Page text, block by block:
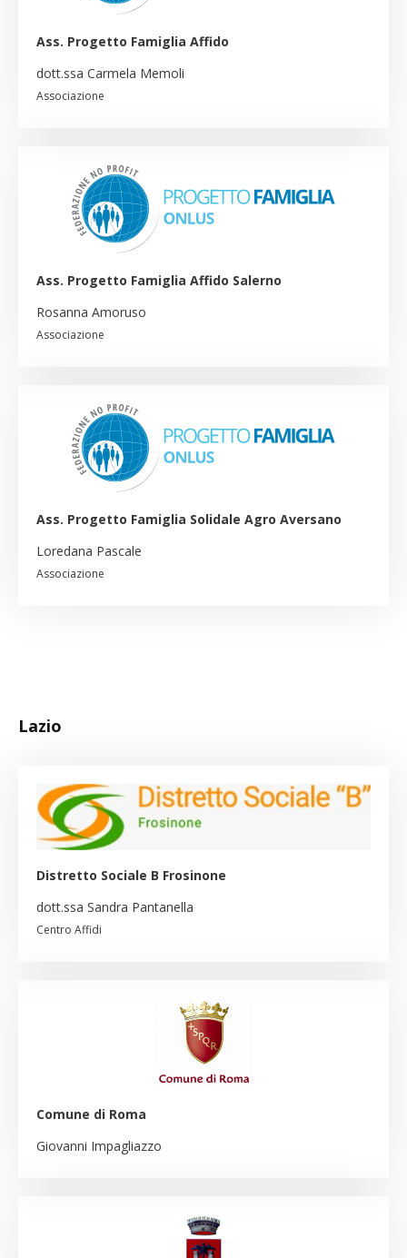
Ass. Progetto Famiglia Affido
dott.ssa Carmela Memoli
Associazione
Ass. Progetto Famiglia Affido Salerno
Rosanna Amoruso
Associazione
Ass. Progetto Famiglia Solidale Agro Aversano
Loredana Pascale
Associazione
Lazio
Distretto Sociale B Frosinone
dott.ssa Sandra Pantanella
Centro Affidi
Comune di Roma
Giovanni Impagliazzo